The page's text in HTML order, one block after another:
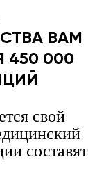
ВАМ
450 000
свой
составят